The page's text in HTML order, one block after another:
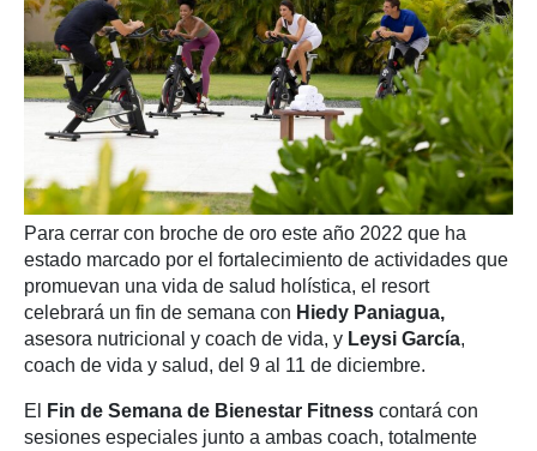
Para cerrar con broche de oro este año 2022 que ha
estado marcado por el fortalecimiento de actividades que
promuevan una vida de salud holística, el resort
celebrará un fin de semana con Hiedy Paniagua,
asesora nutricional y coach de vida, y Leysi García,
coach de vida y salud, del 9 al 11 de diciembre.
El Fin de Semana de Bienestar Fitness contará con
sesiones especiales junto a ambas coach, totalmente